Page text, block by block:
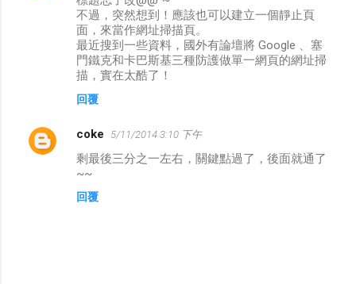
不過，突然想到！應該也可以建立一個靜止頁
面，來當作網址掃描頁。
最近搜到一些資料，國外有論壇將 Google 、塞
門鐵克和卡巴斯基三種防護做單一網頁的網址掃
描，實在太酷了！
回覆
coke 5/11/2014 3:10 下午
剩最後三分之一左右，關鍵點過了，後面就通了
~~
回覆